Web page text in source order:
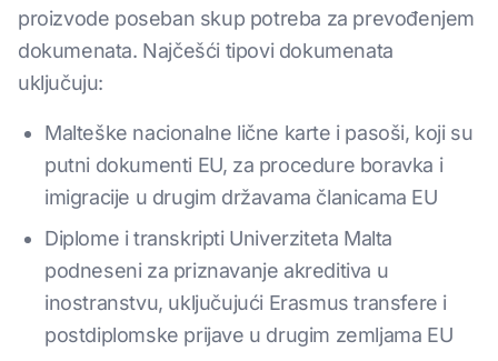
proizvode poseban skup potreba za prevođenjem
dokumenata. Najčešći tipovi dokumenata
uključuju:
Malteške nacionalne lične karte i pasoši, koji su
putni dokumenti EU, za procedure boravka i
imigracije u drugim državama članicama EU
Diplome i transkripti Univerziteta Malta
podneseni za priznavanje akreditiva u
inostranstvu, uključujući Erasmus transfere i
postdiplomske prijave u drugim zemljama EU